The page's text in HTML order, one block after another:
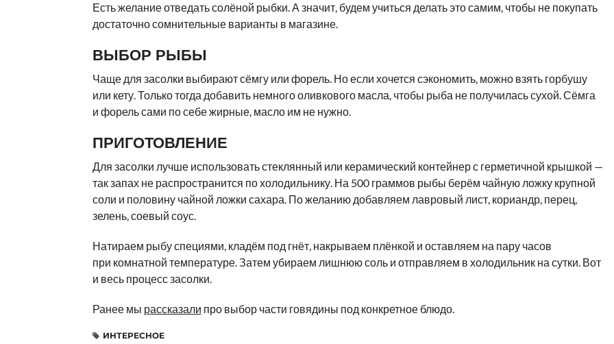
Есть желание отведать солёной рыбки. А значит, будем учиться делать это самим, чтобы не покупать
достаточно сомнительные варианты в магазине.
ВЫБОР РЫБЫ
Чаще для засолки выбирают сёмгу или форель. Но если хочется сэкономить, можно взять горбушу
или кету. Только тогда добавить немного оливкового масла, чтобы рыба не получилась сухой. Сёмга
и форель сами по себе жирные, масло им не нужно.
ПРИГОТОВЛЕНИЕ
Для засолки лучше использовать стеклянный или керамический контейнер с герметичной крышкой —
так запах не распространится по холодильнику. На 500 граммов рыбы берём чайную ложку крупной
соли и половину чайной ложки сахара. По желанию добавляем лавровый лист, кориандр, перец,
зелень, соевый соус.
Натираем рыбу специями, кладём под гнёт, накрываем плёнкой и оставляем на пару часов
при комнатной температуре. Затем убираем лишнюю соль и отправляем в холодильник на сутки. Вот
и весь процесс засолки.
Ранее мы рассказали про выбор части говядины под конкретное блюдо.
ИНТЕРЕСНОЕ